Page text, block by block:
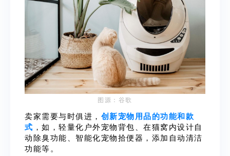
图源：谷歌
卖家需要与时俱进， 创新宠物用品的功能和款
式 ，如，轻量化户外宠物背包、在猫窝内设计自
动除臭功能、智能化宠物拾便器，添加自动清洁
功能等。